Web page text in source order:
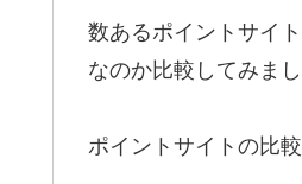
数あるポイントサイ
なのか比較してみまし
ポイントサイトの比